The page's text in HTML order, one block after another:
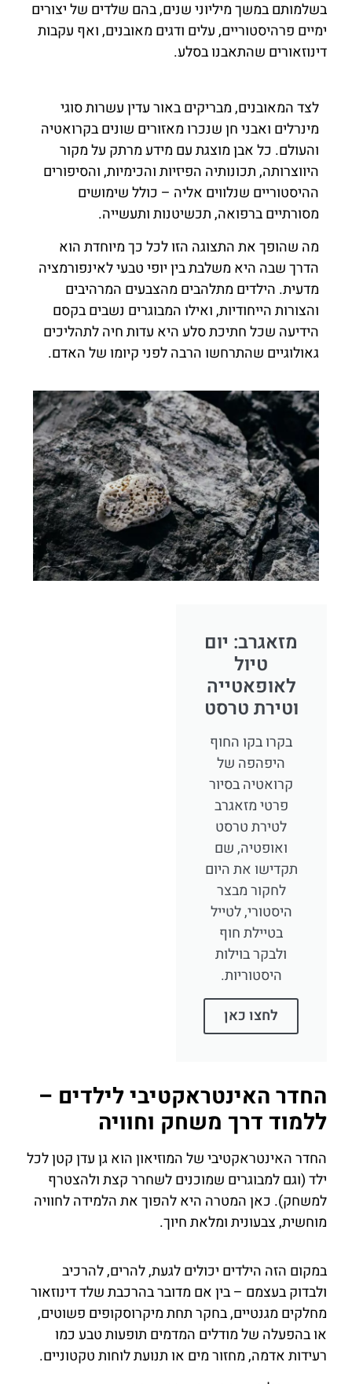
בשלמותם במשך מיליוני שנים, בהם שלדים של יצורים
ימיים פרהיסטוריים, עלים ודגים מאובנים, ואף עקבות
דינוזאורים שהתאבנו בסלע.
לצד המאובנים, מבריקים באור עדין עשרות סוגי
מינרלים ואבני חן שנכרו מאזורים שונים בקרואטיה
והעולם. כל אבן מוצגת עם מידע מרתק על מקור
היווצרותה, תכונותיה הפיזיות והכימיות, והסיפורים
ההיסטוריים שנלווים אליה – כולל שימושים
מסורתיים ברפואה, תכשיטנות ותעשייה.
מה שהופך את התצוגה הזו לכל כך מיוחדת הוא
הדרך שבה היא משלבת בין יופי טבעי לאינפורמציה
מדעית. הילדים מתלהבים מהצבעים המרהיבים
והצורות הייחודיות, ואילו המבוגרים נשבים בקסם
הידיעה שכל חתיכת סלע היא עדות חיה לתהליכים
גאולוגיים שהתרחשו הרבה לפני קיומו של האדם.
מזאגרב: יום
טיול
לאופאטייה
וטירת טרסט
בקרו בקו החוף
היפהפה של
קרואטיה בסיור
פרטי מזאגרב
לטירת טרסט
ואופטיה, שם
תקדישו את היום
לחקור מבצר
היסטורי, לטייל
בטיילת חוף
ולבקר בוילות
היסטוריות.
לחצו כאן
החדר האינטראקטיבי לילדים –
ללמוד דרך משחק וחוויה
החדר האינטראקטיבי של המוזיאון הוא גן עדן קטן לכל
ילד (וגם למבוגרים שמוכנים לשחרר קצת ולהצטרף
למשחק). כאן המטרה היא להפוך את הלמידה לחוויה
מוחשית, צבעונית ומלאת חיוך.
במקום הזה הילדים יכולים לגעת, להרים, להרכיב
ולבדוק בעצמם – בין אם מדובר בהרכבת שלד דינוזאור
מחלקים מגנטיים, בחקר תחת מיקרוסקופים פשוטים,
או בהפעלה של מודלים המדמים תופעות טבע כמו
רעידות אדמה, מחזור מים או תנועת לוחות טקטוניים.